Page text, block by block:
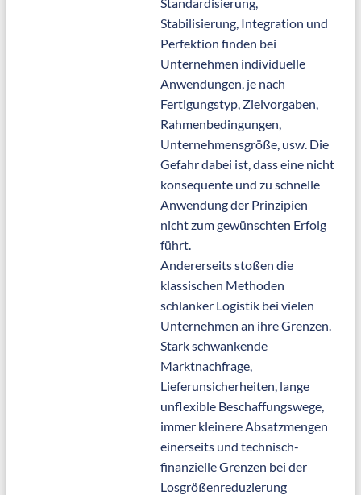
Stabilisierung, Integration und
Perfektion finden bei
Unternehmen individuelle
Anwendungen, je nach
Fertigungstyp, Zielvorgaben,
Rahmenbedingungen,
Unternehmensgröße, usw. Die
Gefahr dabei ist, dass eine nicht
konsequente und zu schnelle
Anwendung der Prinzipien
nicht zum gewünschten Erfolg
führt.
Andererseits stoßen die
klassischen Methoden
schlanker Logistik bei vielen
Unternehmen an ihre Grenzen.
Stark schwankende
Marktnachfrage,
Lieferunsicherheiten, lange
unflexible Beschaffungswege,
immer kleinere Absatzmengen
einerseits und technisch-
finanzielle Grenzen bei der
Losgrößenreduzierung